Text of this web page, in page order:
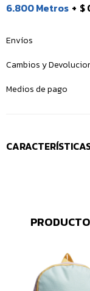
6.800 Metros $
Envíos
Cambios y
Medios de pago